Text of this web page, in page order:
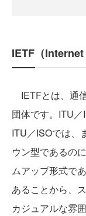
IETF（
IETFとは、通
団体です。ITU／
ITU／ISOでは、
ウン型であるの
ムアップ形式で
あることから、
カジュアルな雰